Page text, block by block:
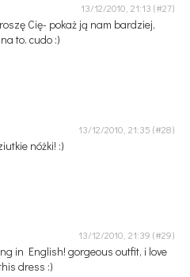
13/12/2010, 21:13
Cię- pokaż ją nam bardziej,
to. cudo :)
13/12/2010, 21:35
nóżki! :)
13/12/2010, 21:39
in English! gorgeous outfit, i love
dress :)